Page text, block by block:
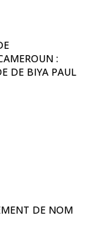
:
DE BIYA PAUL
DE NOM